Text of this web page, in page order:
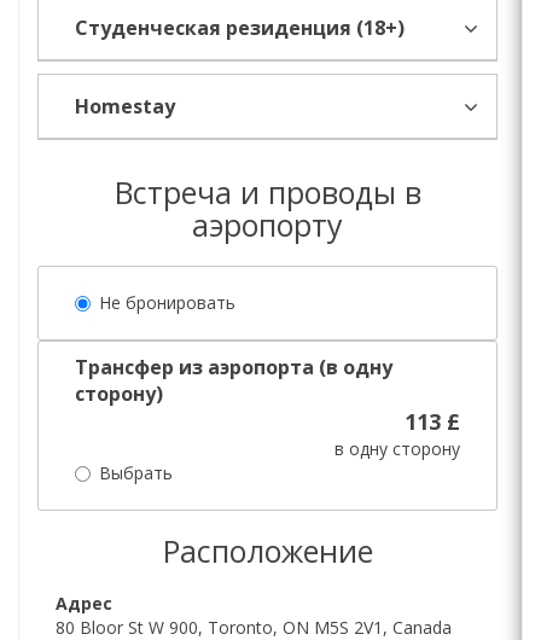
Студенческая резиденция (18+)
Homestay
Встреча и проводы в
аэропорту
Не бронировать
Трансфер из аэропорта (в одну
сторону)
113 £
в одну сторону
Выбрать
Расположение
Адрес
80 Bloor St W 900, Toronto, ON M5S 2V1, Canada